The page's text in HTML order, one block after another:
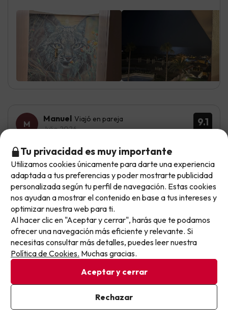
9.1
Manuel Viajó en pareja
Julio 2026
La habitación upgrade vistamar ha sido estupenda
Antes había servicio de prensa diaria y ahora la han
quitado El centro se coge muy lejos para poder ir
Excelente
Veronica Viajó en familia
Julio 2026
Con acceso a la playa, el buffet muy completo y un
montón de actividades para niños, nosotros volveremos
No llegas tarde: llegas al siguiente.
Este chollo ya ha caducado, pero cada día lanzamos
nuevas oportunidades para viajar mejor y pagar
menos.
Apúntate y que el próximo no se te escape.
Pon tu mejor e-mail
Ya estoy suscrito
Al suscribirte, confirmas haber leído y estar de acuerdo con la
Tu privacidad es muy importante
Utilizamos cookies únicamente para darte una experiencia
adaptada a tus preferencias y poder mostrarte publicidad
personalizada según tu perfil de navegación. Estas cookies
nos ayudan a mostrar el contenido en base a tus intereses y
optimizar nuestra web para ti.
Al hacer clic en "Aceptar y cerrar", harás que te podamos
ofrecer una navegación más eficiente y relevante. Si
necesitas consultar más detalles, puedes leer nuestra
Política de Cookies. Muchas gracias.
Aceptar y cerrar
Rechazar